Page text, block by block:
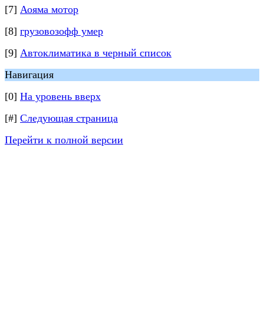
[7] Аояма мотор
[8] грузовозофф умер
[9] Автоклиматика в черный список
Навигация
[0] На уровень вверх
[#] Следующая страница
Перейти к полной версии